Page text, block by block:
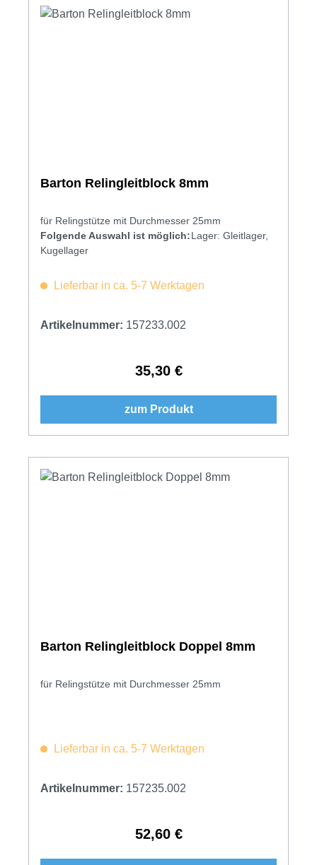
Barton Relingleitblock 8mm
für Relingstütze mit Durchmesser 25mm
Folgende Auswahl ist möglich:Lager: Gleitlager,
Kugellager
Lieferbar in ca. 5-7 Werktagen
Artikelnummer: 157233.002
Regulärer Preis:
35,30 €
zum Produkt
Barton Relingleitblock Doppel 8mm
für Relingstütze mit Durchmesser 25mm
Lieferbar in ca. 5-7 Werktagen
Artikelnummer: 157235.002
Regulärer Preis:
52,60 €